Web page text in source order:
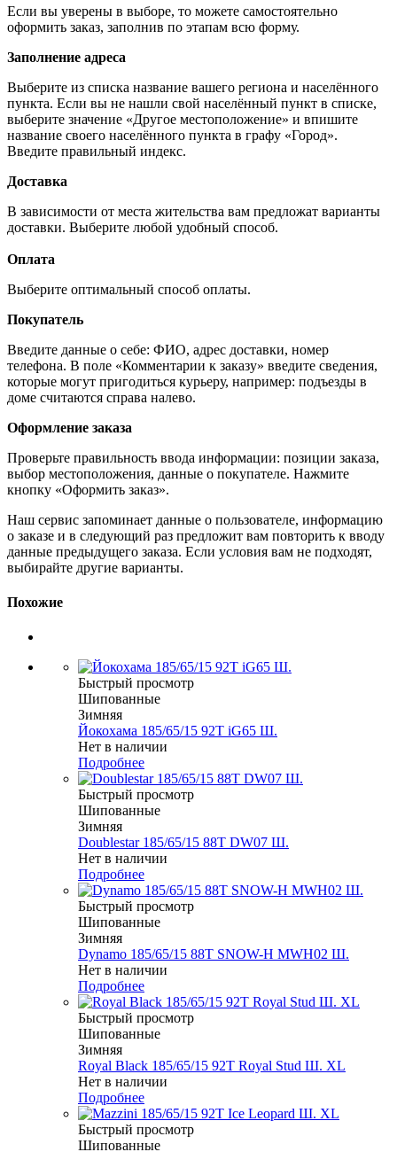
Если вы уверены в выборе, то можете самостоятельно
оформить заказ, заполнив по этапам всю форму.
Заполнение адреса
Выберите из списка название вашего региона и населённого
пункта. Если вы не нашли свой населённый пункт в списке,
выберите значение «Другое местоположение» и впишите
название своего населённого пункта в графу «Город».
Введите правильный индекс.
Доставка
В зависимости от места жительства вам предложат варианты
доставки. Выберите любой удобный способ.
Оплата
Выберите оптимальный способ оплаты.
Покупатель
Введите данные о себе: ФИО, адрес доставки, номер
телефона. В поле «Комментарии к заказу» введите сведения,
которые могут пригодиться курьеру, например: подъезды в
доме считаются справа налево.
Оформление заказа
Проверьте правильность ввода информации: позиции заказа,
выбор местоположения, данные о покупателе. Нажмите
кнопку «Оформить заказ».
Наш сервис запоминает данные о пользователе, информацию
о заказе и в следующий раз предложит вам повторить к вводу
данные предыдущего заказа. Если условия вам не подходят,
выбирайте другие варианты.
Похожие
Быстрый просмотр
Шипованные
Зимняя
Йокохама 185/65/15 92T iG65 Ш.
Нет в наличии
Подробнее
Быстрый просмотр
Шипованные
Зимняя
Doublestar 185/65/15 88T DW07 Ш.
Нет в наличии
Подробнее
Быстрый просмотр
Шипованные
Зимняя
Dynamo 185/65/15 88T SNOW-H MWH02 Ш.
Нет в наличии
Подробнее
Быстрый просмотр
Шипованные
Зимняя
Royal Black 185/65/15 92T Royal Stud Ш. XL
Нет в наличии
Подробнее
Быстрый просмотр
Шипованные